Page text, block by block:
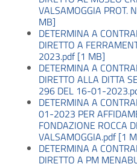
VALSAMOGGIA
MB]
DETERMINA A
DIRETTO A
2023.pdf [1 MB]
DETERMINA A
DIRETTO ALLA DITTA
296 DEL 16-01-
DETERMINA A
01-2023 PER
FONDAZIONE ROCCA
VALSAMOGGIA.pdf [1
DETERMINA A
DIRETTO A PM